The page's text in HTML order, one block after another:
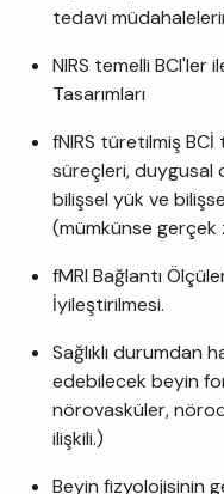
tedavi
NIRS temelli BCI'ler
Tasarımları
fNIRS türetilmiş BCİ
süreçleri, duygusal
bilişsel yük ve
(mümkünse gerçek
fMRI Bağlantı
İyileştirilmesi.
Sağlıklı durumdan
edebilecek beyin
nörovasküler,
ilişkili.)
Beyin fizyolojisinin